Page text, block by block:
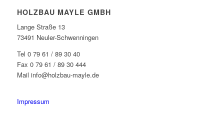
HOLZBAU MAYLE GMBH
Lange Straße 13
73491 Neuler-Schwenningen
Tel 0 79 61 / 89 30 40
Fax 0 79 61 / 89 30 444
Mail info@holzbau-mayle.de
Impressum